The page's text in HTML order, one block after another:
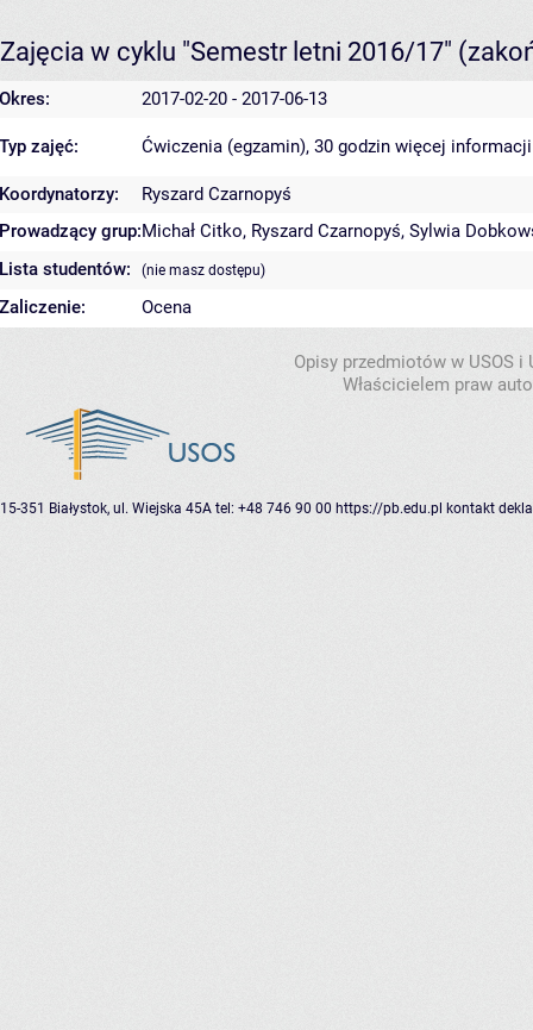
Zajęcia w cyklu "Semestr letni 2016/17"
Okres: 2017-02-20 - 2017-06-13
Typ zajęć: Ćwiczenia (egzamin), 30 godzin więcej informacji
Koordynatorzy:
Ryszard Czarnopyś
Prowadzący grup:Michał Citko, Ryszard Czarnopyś, Sylwia
Lista studentów:
(nie masz dostępu)
Zaliczenie: Ocena
Opisy przedmiotów w USOS
Właścicielem praw
15-351 Białystok, ul. Wiejska 45A tel: +48 746 90 00 https://pb.edu.pl kontakt